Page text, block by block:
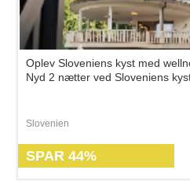
Oplev Sloveniens kyst med
Nyd 2 nætter ved Sloveniens
Slovenien
SPAR 44%